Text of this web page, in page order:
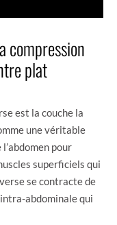
compression
plat
est la couche la
une véritable
pour
superficiels qui
se contracte de
abdominale qui